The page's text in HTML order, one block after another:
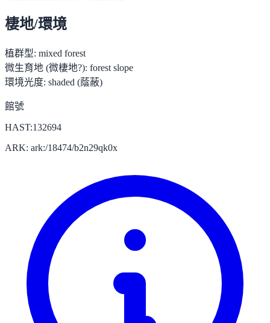
棲地/環境
植群型: mixed forest
微生育地 (微棲地?): forest slope
環境光度: shaded (蔭蔽)
館號
HAST:132694
ARK: ark:/18474/b2n29qk0x